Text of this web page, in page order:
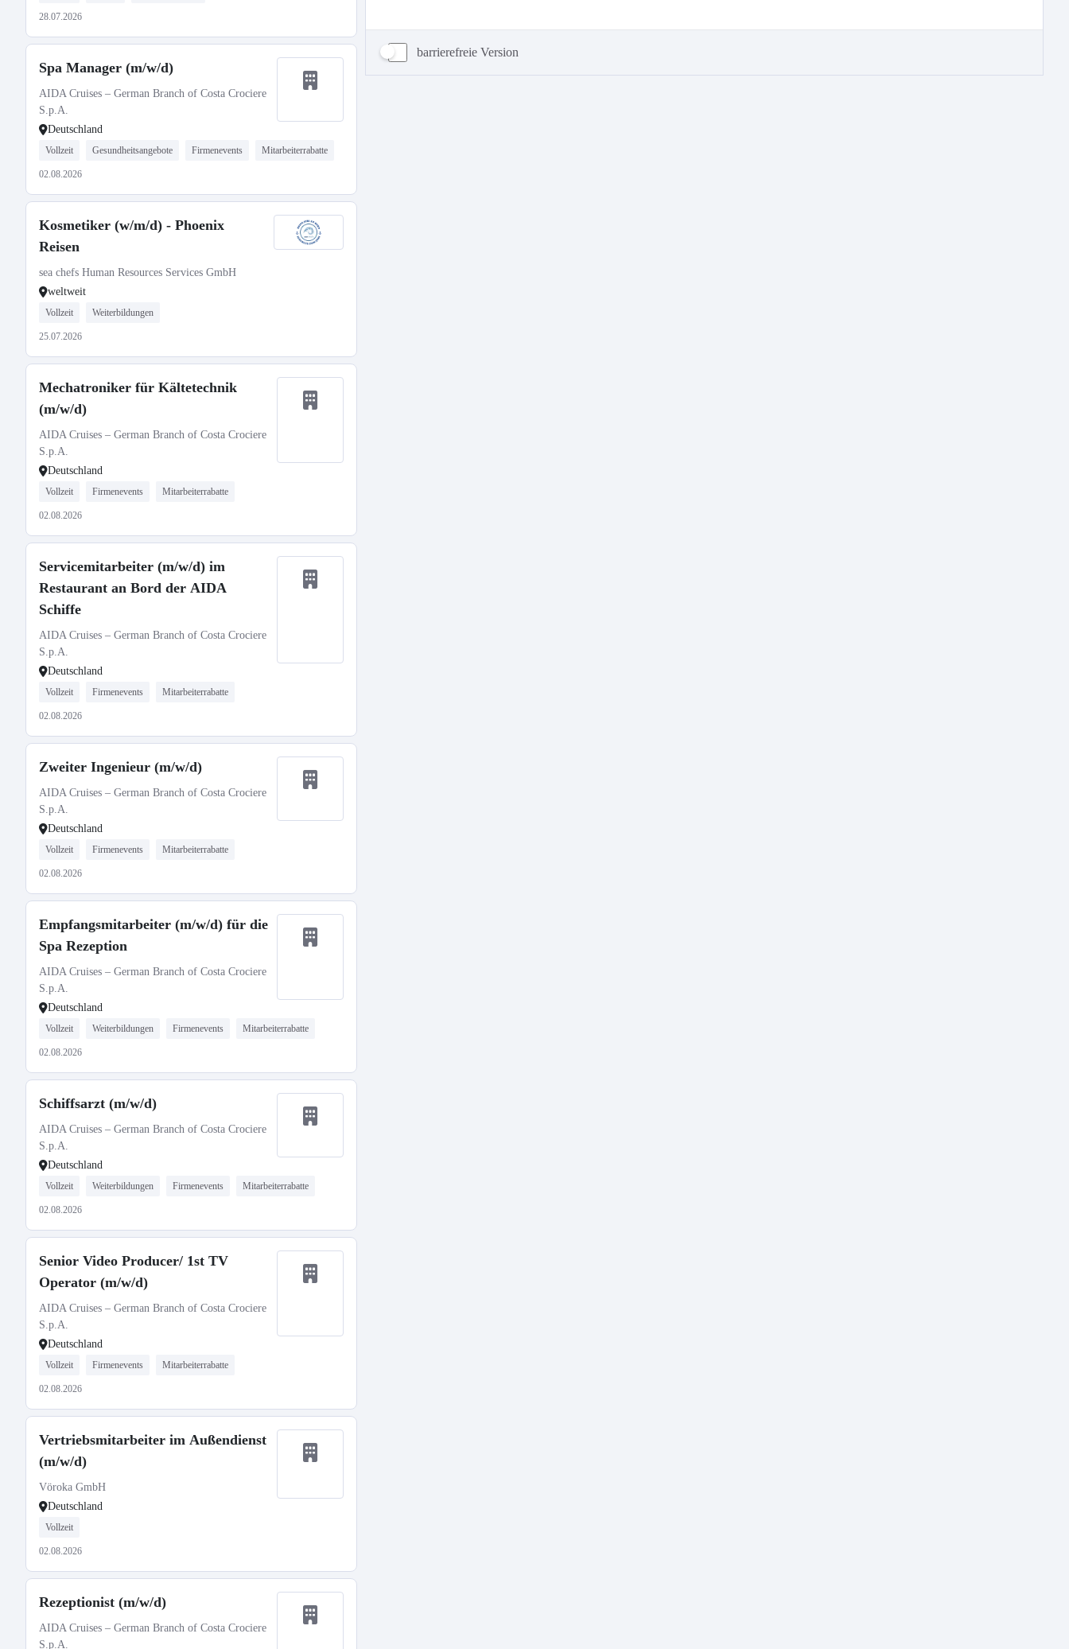
28.07.2026
Spa Manager (m/w/d)
AIDA Cruises – German Branch of Costa Crociere
S.p.A.
Deutschland
Vollzeit Gesundheitsangebote Firmenevents Mitarbeiterrabatte
02.08.2026
Kosmetiker (w/m/d) - Phoenix
Reisen
sea chefs Human Resources Services GmbH
weltweit
Vollzeit Weiterbildungen
25.07.2026
Mechatroniker für Kältetechnik
(m/w/d)
AIDA Cruises – German Branch of Costa Crociere
S.p.A.
Deutschland
Vollzeit Firmenevents Mitarbeiterrabatte
02.08.2026
Servicemitarbeiter (m/w/d) im
Restaurant an Bord der AIDA
Schiffe
AIDA Cruises – German Branch of Costa Crociere
S.p.A.
Deutschland
Vollzeit Firmenevents Mitarbeiterrabatte
02.08.2026
Zweiter Ingenieur (m/w/d)
AIDA Cruises – German Branch of Costa Crociere
S.p.A.
Deutschland
Vollzeit Firmenevents Mitarbeiterrabatte
02.08.2026
Empfangsmitarbeiter (m/w/d) für die
Spa Rezeption
AIDA Cruises – German Branch of Costa Crociere
S.p.A.
Deutschland
Vollzeit Weiterbildungen Firmenevents Mitarbeiterrabatte
02.08.2026
Schiffsarzt (m/w/d)
AIDA Cruises – German Branch of Costa Crociere
S.p.A.
Deutschland
Vollzeit Weiterbildungen Firmenevents Mitarbeiterrabatte
02.08.2026
Senior Video Producer/ 1st TV
Operator (m/w/d)
AIDA Cruises – German Branch of Costa Crociere
S.p.A.
Deutschland
Vollzeit Firmenevents Mitarbeiterrabatte
02.08.2026
Vertriebsmitarbeiter im Außendienst
(m/w/d)
Vöroka GmbH
Deutschland
Vollzeit
02.08.2026
Rezeptionist (m/w/d)
AIDA Cruises – German Branch of Costa Crociere
S.p.A.
barrierefreie Version